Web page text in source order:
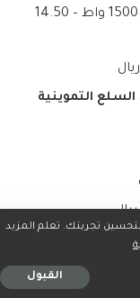
رويال غلاية كهربائية 1.8 لتر ستانلس ستيل 1500 واط – 14.50
التموينية
تجربتك. تعلم المزيد
القبول